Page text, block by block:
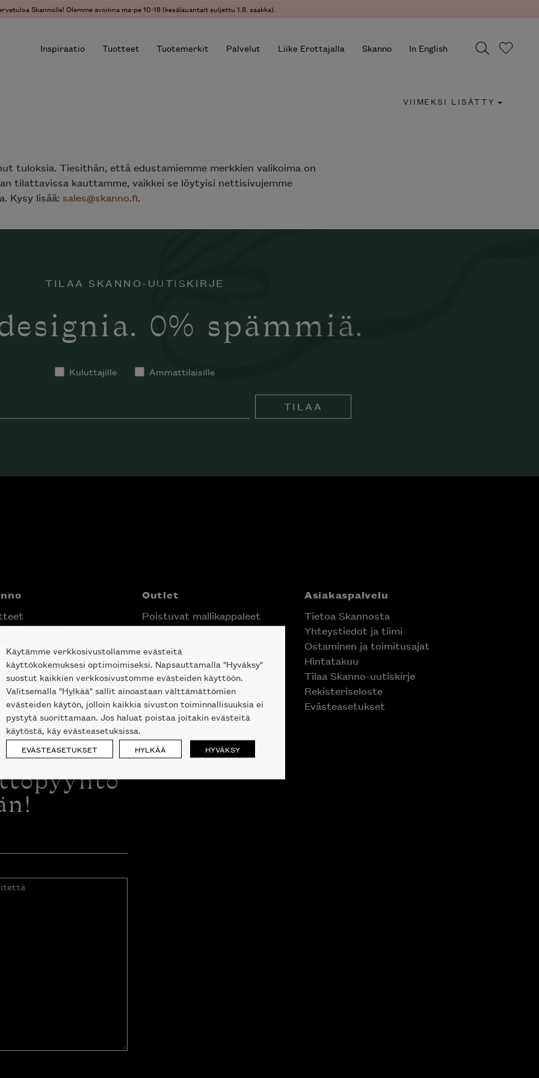
Skannolle! Olemme avoinna ma-pe 10-18 (kesälauantait suljettu 1.8. saakka).
Inspiraatio Tuotteet Tuotemerkit Palvelut Liike Erottajalla Skanno In English
VIIMEKSI LISÄTTY
tuloksia. Tiesithän, että edustamiemme merkkien valikoima on
tilattavissa kauttamme, vaikkei se löytyisi nettisivujemme
Kysy lisää: sales@skanno.fi.
TILAA SKANNO-UUTISKIRJE
0% spämmiä.
Kuluttajille Ammattilaisille
TILAA
Helsingin keskustassa
Outlet
Poistuvat mallikappaleet
Asiakaspalvelu
Tietoa Skannosta
Yhteystiedot ja tiimi
Ostaminen ja toimitusajat
Hintatakuu
Tilaa Skanno-uutiskirje
Rekisteriseloste
Evästeasetukset
Käytämme verkkosivustollamme evästeitä
käyttökokemuksesi optimoimiseksi. Napsauttamalla "Hyväksy"
suostut kaikkien verkkosivustomme evästeiden käyttöön.
Valitsemalla "Hylkää" sallit ainoastaan välttämättömien
evästeiden käytön, jolloin kaikkia sivuston toiminnallisuuksia ei
pystytä suorittamaan. Jos haluat poistaa joitakin evästeitä
käytöstä, käy evästeasetuksissa.
EVÄSTEASETUKSET HYLKÄÄ HYVÄKSY